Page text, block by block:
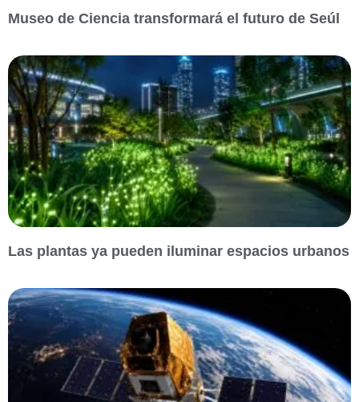
Museo de Ciencia transformará el futuro de Seúl
Las plantas ya pueden iluminar espacios urbanos